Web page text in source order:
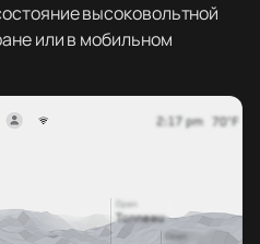
высоковольтной
или в мобильном